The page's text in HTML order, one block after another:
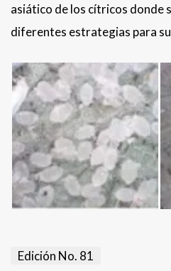
asiático de los cítricos donde
diferentes estrategias para
Edición No. 81